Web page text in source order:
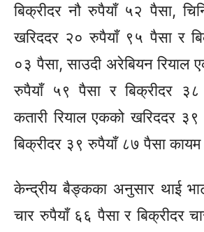
बिक्रीदर नौ रुपैयाँ ५२ पैसा,
खरिददर २० रुपैयाँ ९५ पैसा र
०३ पैसा, साउदी अरेबियन रियाल
रुपैयाँ ५९ पैसा र बिक्रीदर
कतारी रियाल एकको खरिददर
बिक्रीदर ३९ रुपैयाँ ८७ पैसा
केन्द्रीय बैङ्कका अनुसार थाई
चार रुपैयाँ ६६ पैसा र बिक्रीदर